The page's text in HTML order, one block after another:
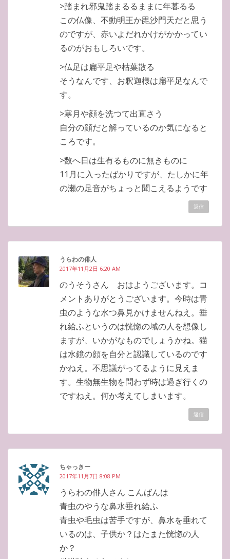
>踏まれ邪鬼踏まるるままに年暮るる
この仏像、不動明王か毘沙門天だと思う
のですが、赤いよだれかけがかかってい
るのがおもしろいです。
>仏足は扁平足や枯葉散る
そうなんです、お釈迦様は扁平足なんで
す。
>寒月や顔を洗つて出直さう
自分の顔だと解っているのか気になると
ころです。
>数へ日は生有るものに無きものに
11月に入ったばかりですが、たしかに年
の瀬の足音がちょっと聞こえるようです
返信
うらわの俳人
2017年11月2日 6:20 AM
のうそうさん おはようございます。コ
メントありがとうございます。今時は青
虫のような水つ鼻見かけませんねえ。垂
れ給ふというのは恍惚の域の人を想像し
ますが、いかがなものでしょうかね。猫
は水鏡の顔を自分と認識しているのです
かねえ。不思議がってるように見えま
す。生物無生物を問わず時は過ぎ行くの
ですねえ。何か考えてしまいます。
返信
ちゃっきー
2017年11月7日 8:08 PM
うらわの俳人さん こんばんは
青虫のやうな鼻水垂れ給ふ
青虫や毛虫は苦手ですが、鼻水を垂れて
いるのは、子供か？はたまた恍惚の人
か？